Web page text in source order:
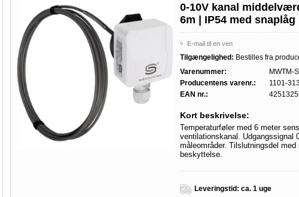
0-10V kanal
6m | IP54 med snaplåg
E-mail til en ven
Tilgængelighed: Bestilles fra
Varenummer:
MWTM-
Producentens varenr.:
1101-
EAN nr.:
Kort beskrivelse:
Temperaturføler med 6 meter
ventilationskanal. Udgangssignal
måleområder. Tilslutningsdel
beskyttelse.
Leveringstid: ca. 1 uge